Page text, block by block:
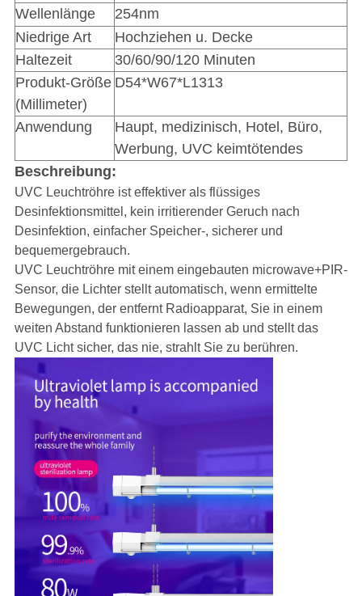
Wellenlänge
254nm
Niedrige Art
Hochziehen u. Decke
Haltezeit
30/60/90/120 Minuten
Produkt-Größe
(Millimeter)
D54*W67*L1313
Anwendung
Haupt, medizinisch, Hotel, Büro,
Werbung, UVC keimtötendes
Beschreibung:
UVC Leuchtröhre ist effektiver als flüssiges
Desinfektionsmittel, kein irritierender Geruch nach
Desinfektion, einfacher Speicher-, sicherer und
bequemergebrauch.
UVC Leuchtröhre mit einem eingebauten microwave+PIR-
Sensor, die Lichter stellt automatisch, wenn ermittelte
Bewegungen, der entfernt Radioapparat, Sie in einem
weiten Abstand funktionieren lassen ab und stellt das
UVC Licht sicher, das nie, strahlt Sie zu berühren.